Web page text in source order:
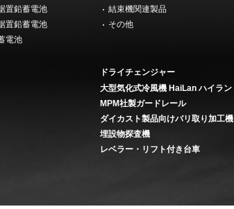
置鉛蓄電池
置鉛蓄電池
電池
結束機関連製品
その他
ドライチェンジャー
大型気化式冷風機 HaiLan ハイラン
MPM社製ガードレール
ダイカスト製品向けバリ取り加工機
埋設物探査機
レベラー・リフト付き台車